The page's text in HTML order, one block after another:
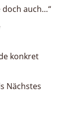
doch auch…“
konkret
Nächstes